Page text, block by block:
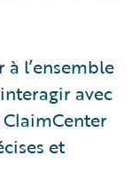
à l’ensemble
avec
et